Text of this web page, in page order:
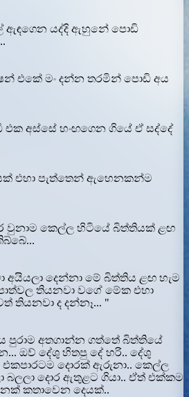
ඇඳගෙන යද්දි ඇහුනේ පොඩි
එකේ මං දන්න තරමින් පොඩි අය
අස්සේ හංඟගෙන ගියේ ඒ සද්දේ
එහා පැත්තෙන් ඇහෙනකන්ම
වුනාම කෙල්ල හිටියේ බිත්තියක් ළඟ
අයියලා දෙන්නා මේ බිත්තිය ළඟ හැම
තියනවා වගේ මේක එහා
තියනවා ද දන්නෑ... "
පුරාම අතගාන්න ගත්තේ බිත්තියේ
ඔව් දේශු හිතපු දේ හරි.. දේශු
එකපාරටම දොරක් ඇරුනා.. කෙල්ල
බලලා දොර ඇතුළට ගියා.. ඒත් එක්කම
කතාවෙන දෙයක්..